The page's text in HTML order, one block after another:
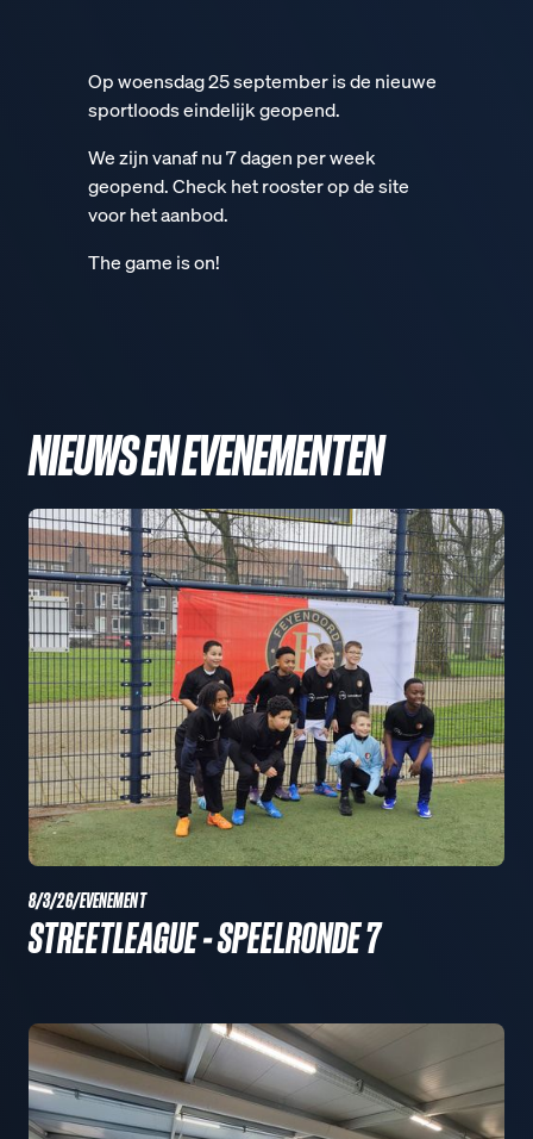
Op woensdag 25 september is de nieuwe
sportloods eindelijk geopend.
We zijn vanaf nu 7 dagen per week
geopend. Check het rooster op de site
voor het aanbod.
The game is on!
NIEUWS EN EVENEMENTEN
8/3/26/EVENEMENT
STREETLEAGUE - SPEELRONDE 7